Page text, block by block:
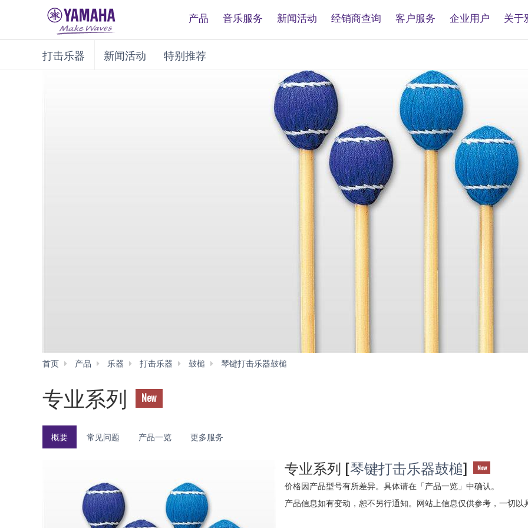
产品 音乐服务 新闻活动 经销商查询 客户服务 企业用户 关于
打击乐器 新闻活动 特别推荐
首页 产品 乐器 打击乐器 鼓槌
琴键打击乐器鼓槌
专业系列 New
概要 常见问题 产品一览 更多服务
专业系列 [琴键打击乐器鼓槌] New
价格因产品型号有所差异。具体请在「产品一览」中确认。
产品信息如有变动，恕不另行通知。网站上信息仅供参考，一切以